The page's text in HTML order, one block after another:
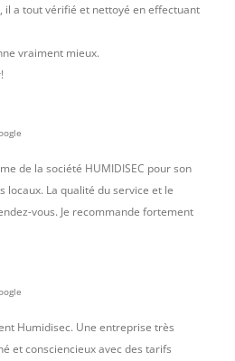
il a tout vérifié et nettoyé en effectuant
vraiment mieux.
de la société HUMIDISEC pour son
locaux. La qualité du service et le
vous. Je recommande fortement
Humidisec. Une entreprise très
et consciencieux avec des tarifs